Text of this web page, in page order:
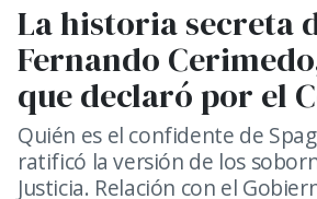
La historia secreta
Fernando
que declaró por el
Quién es el confidente de
ratificó la versión de los
Justicia. Relación con el